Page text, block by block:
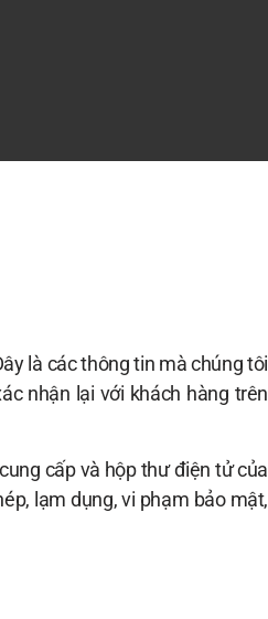
là các thông tin mà chúng tôi
nhận lại với khách hàng trên
cấp và hộp thư điện tử của
lạm dụng, vi phạm bảo mật,